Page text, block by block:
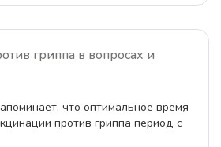
гриппа в вопросах и
что оптимальное время
против гриппа период с